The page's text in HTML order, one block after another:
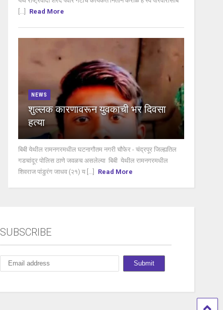
Read More
NEWS
शुल्लक कारणावरून युवकाची भर दिवसा
हत्या
बिबी येथील रामनगरमधील घटनागौतम नगरी चौफेर - चंद्रपूर जिल्ह्यतिल
गडचांदूर पोलिस ठाणे जवळच असलेल्या बिबी येथील रामनगरमधील
शिवराज पांडुरंग जाधव (२१) य [...]
Read More
SUBSCRIBE